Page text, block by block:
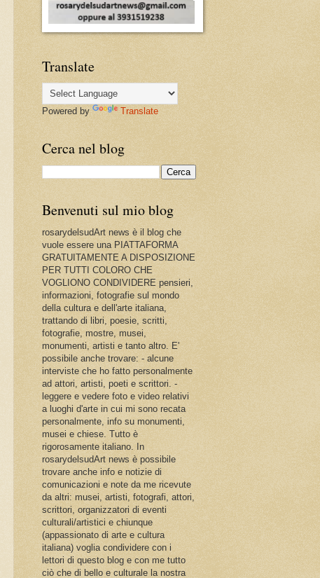
Translate
Powered by Translate
Cerca nel blog
Benvenuti sul mio blog
rosarydelsudArt news è il blog che
vuole essere una PIATTAFORMA
GRATUITAMENTE A DISPOSIZIONE
PER TUTTI COLORO CHE
VOGLIONO CONDIVIDERE pensieri,
informazioni, fotografie sul mondo
della cultura e dell'arte italiana,
trattando di libri, poesie, scritti,
fotografie, mostre, musei,
monumenti, artisti e tanto altro. E'
possibile anche trovare: - alcune
interviste che ho fatto personalmente
ad attori, artisti, poeti e scrittori. -
leggere e vedere foto e video relativi
a luoghi d'arte in cui mi sono recata
personalmente, info su monumenti,
musei e chiese. Tutto è
rigorosamente italiano. In
rosarydelsudArt news è possibile
trovare anche info e notizie di
comunicazioni e note da me ricevute
da altri: musei, artisti, fotografi, attori,
scrittori, organizzatori di eventi
culturali/artistici e chiunque
(appassionato di arte e cultura
italiana) voglia condividere con i
lettori di questo blog e con me tutto
ciò che di bello e culturale la nostra